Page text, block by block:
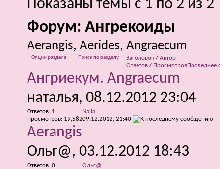
Показаны темы с 1 по 2 из 2
Форум: Ангрекоиды
Aerangis, Aerides, Angraecum
Опции раздела Поиск по разделу Заголовок / Автор
Ответов / ПросмотровПоследнее
Ангриекум. Angraecum
наталья, 08.12.2012 23:04
Ответов: 1
Просмотров: 19,582
Nalla
09.12.2012, 21:40
Aerangis
Ольг@, 03.12.2012 18:43
Ответов: 0
Ольг@